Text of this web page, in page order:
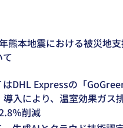
熊本地震における被災地
て
はDHL Expressの「
入により、温室効果ガス
％削減